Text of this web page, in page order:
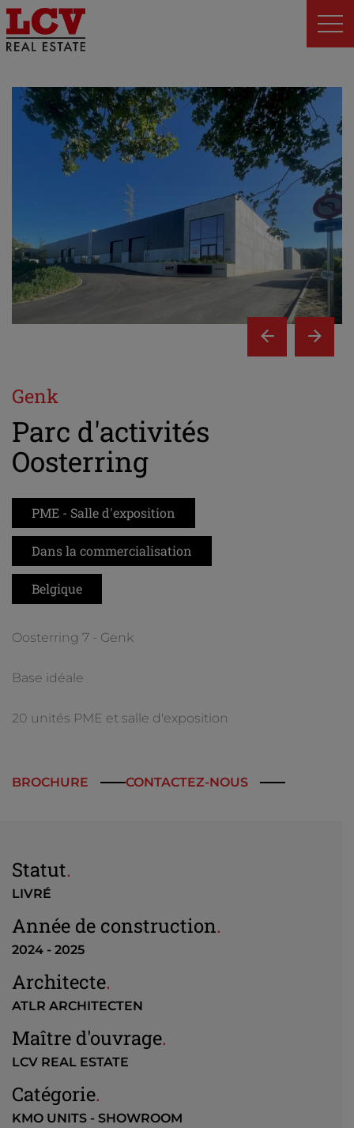
Genk
Parc d'activités
Oosterring
PME - Salle d'exposition
Dans la commercialisation
Belgique
Oosterring 7 - Genk
Base idéale
20 unités PME et salle d'exposition
BROCHURE CONTACTEZ-NOUS
Statut.
LIVRÉ
Année de construction.
2024 - 2025
Architecte.
ATLR ARCHITECTEN
Maître d'ouvrage.
LCV REAL ESTATE
Catégorie.
KMO UNITS - SHOWROOM